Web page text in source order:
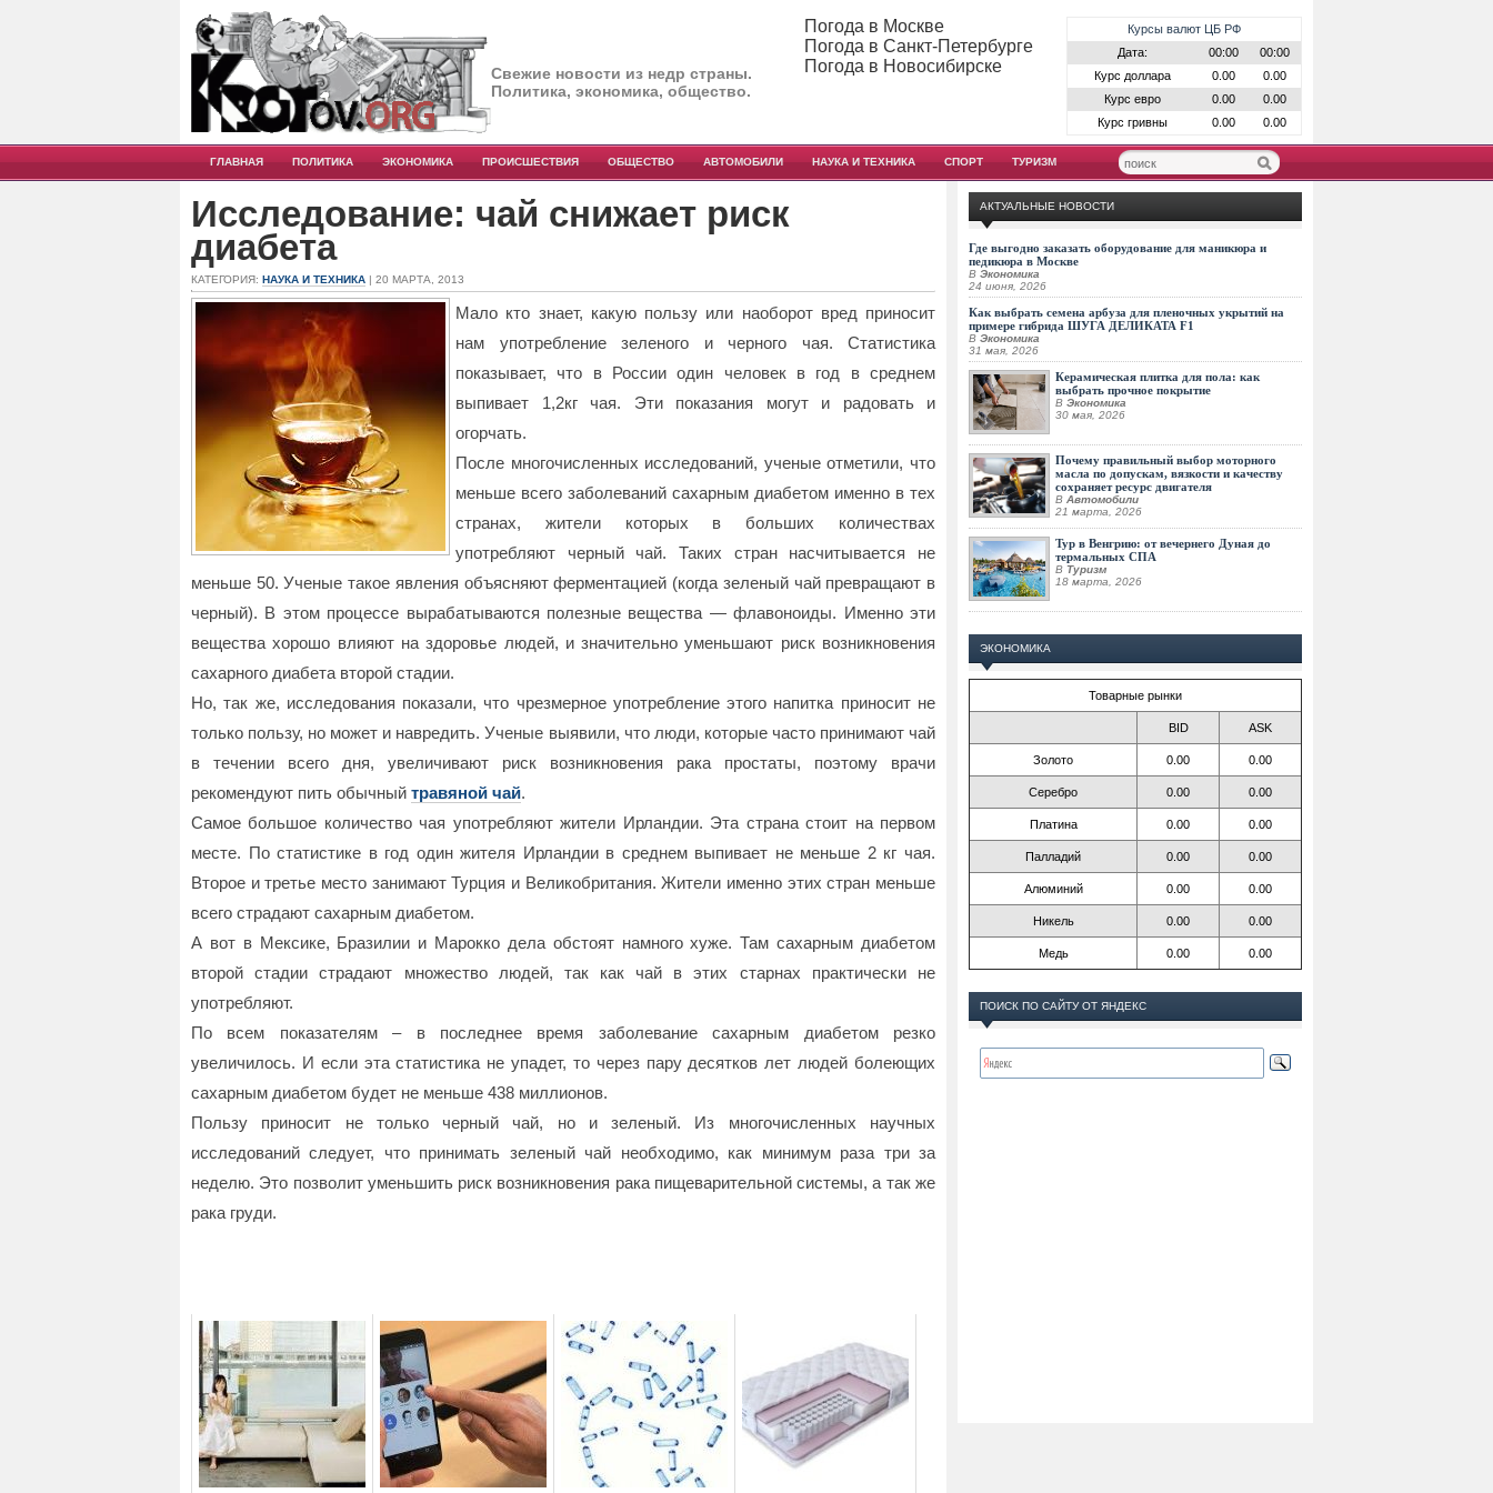
Свежие новости из недр страны.
Политика, экономика, общество.
Курсы валют ЦБ РФ
Дата:
00:00
00:00
Курс доллара
0.00
0.00
Курс евро
0.00
0.00
Курс гривны
0.00 0.00
Погода в Москве
Погода в Санкт-Петербурге
Погода в Новосибирске
ГЛАВНАЯ ПОЛИТИКА ЭКОНОМИКА ПРОИСШЕСТВИЯ ОБЩЕСТВО АВТОМОБИЛИ НАУКА И ТЕХНИКА СПОРТ ТУРИЗМ
Исследование: чай снижает риск
диабета
КАТЕГОРИЯ: НАУКА И ТЕХНИКА | 20 МАРТА, 2013
Мало кто знает, какую пользу или наоборот вред приносит
нам употребление зеленого и черного чая. Статистика
показывает, что в России один человек в год в среднем
выпивает 1,2кг чая. Эти показания могут и радовать и
огорчать.
После многочисленных исследований, ученые отметили, что
меньше всего заболеваний сахарным диабетом именно в тех
странах, жители которых в больших количествах
употребляют черный чай. Таких стран насчитывается не
меньше 50. Ученые такое явления объясняют ферментацией (когда зеленый чай превращают в
черный). В этом процессе вырабатываются полезные вещества — флавоноиды. Именно эти
вещества хорошо влияют на здоровье людей, и значительно уменьшают риск возникновения
сахарного диабета второй стадии.
Но, так же, исследования показали, что чрезмерное употребление этого напитка приносит не
только пользу, но может и навредить. Ученые выявили, что люди, которые часто принимают чай
в течении всего дня, увеличивают риск возникновения рака простаты, поэтому врачи
рекомендуют пить обычный травяной чай.
Самое большое количество чая употребляют жители Ирландии. Эта страна стоит на первом
месте. По статистике в год один жителя Ирландии в среднем выпивает не меньше 2 кг чая.
Второе и третье место занимают Турция и Великобритания. Жители именно этих стран меньше
всего страдают сахарным диабетом.
А вот в Мексике, Бразилии и Марокко дела обстоят намного хуже. Там сахарным диабетом
второй стадии страдают множество людей, так как чай в этих старнах практически не
употребляют.
По всем показателям – в последнее время заболевание сахарным диабетом резко
увеличилось. И если эта статистика не упадет, то через пару десятков лет людей болеющих
сахарным диабетом будет не меньше 438 миллионов.
Пользу приносит не только черный чай, но и зеленый. Из многочисленных научных
исследований следует, что принимать зеленый чай необходимо, как минимум раза три за
неделю. Это позволит уменьшить риск возникновения рака пищеварительной системы, а так же
рака груди.
АКТУАЛЬНЫЕ НОВОСТИ
Где выгодно заказать оборудование для маникюра и
педикюра в Москве
В Экономика
24 июня, 2026
Как выбрать семена арбуза для пленочных укрытий на
примере гибрида ШУГА ДЕЛИКАТА F1
В Экономика
31 мая, 2026
Керамическая плитка для пола: как
выбрать прочное покрытие
В Экономика
30 мая, 2026
Почему правильный выбор моторного
масла по допускам, вязкости и качеству
сохраняет ресурс двигателя
В Автомобили
21 марта, 2026
Тур в Венгрию: от вечернего Дуная до
термальных СПА
В Туризм
18 марта, 2026
ЭКОНОМИКА
Товарные рынки
BID ASK
Золото 0.00 0.00
Серебро 0.00 0.00
Платина 0.00 0.00
Палладий 0.00 0.00
Алюминий 0.00 0.00
Никель 0.00 0.00
Медь 0.00 0.00
ПОИСК ПО САЙТУ ОТ ЯНДЕКС